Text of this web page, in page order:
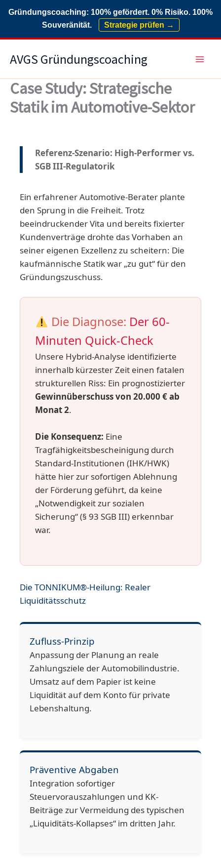
Gründungscoaching: 100% gefördert. 0% Risiko. 100%
Souveränität.
Strategie prüfen →
InhaltAVGS Gründungscoaching
Case Study: Strategische
Statik im Automotive-Sektor
Referenz-Szenario: High-Performer vs.
SGB III-Regulatorik
Ein erfahrener Automotive-Berater plante
den Sprung in die Freiheit. Trotz
beeindruckender Vita und bereits fixierter
Kundenverträge drohte das Vorhaben an
seiner eigenen Exzellenz zu scheitern: Die
kaufmännische Statik war „zu gut“ für den
Gründungszuschuss.
Die Diagnose: Der 60-
Minuten Quick-Check
Unsere Hybrid-Analyse identifizierte
innerhalb kürzester Zeit einen fatalen
strukturellen Riss: Ein prognostizierter
Gewinnüberschuss von 20.000 € ab
Monat 2.
Die Konsequenz: Eine
Tragfähigkeitsbescheinigung durch
Standard-Institutionen (IHK/HWK)
hätte hier zur sofortigen Ablehnung
der Förderung geführt, da keine
„Notwendigkeit zur sozialen
Sicherung“ (§ 93 SGB III) erkennbar
war.
Die TONNIKUM®-Heilung: Realer
Liquiditätsschutz
Zufluss-Prinzip
Anpassung der Planung an reale
Zahlungsziele der Automobilindustrie.
Umsatz auf dem Papier ist keine
Liquidität auf dem Konto für private
Lebenshaltung.
Präventive Abgaben
Integration sofortiger
Steuervorauszahlungen und KK-
Beiträge zur Vermeidung des typischen
„Liquiditäts-Kollapses“ im dritten Jahr.